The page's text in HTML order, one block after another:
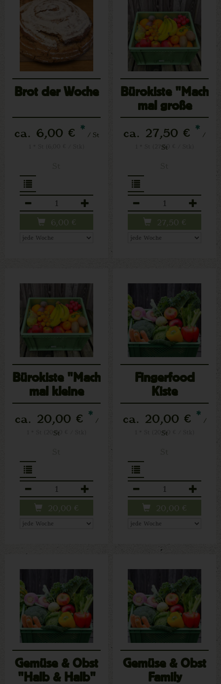
Brot der Woche
ca. 6,00 € * / St
6,00 €
Bürokiste "Mach
mal große
Pause"
ca. 27,50 € * /
St
1 * St (27,50 € / Stk)
27,50 €
Bürokiste "Mach
mal kleine
Pause"
ca. 20,00 € * /
St
1 * St (20,00 € / Stk)
20,00 €
Fingerfood
Kiste
ca. 20,00 € * /
St
1 * St (20,00 € / Stk)
20,00 €
Gemüse & Obst
"Halb & Halb"
Gemüse & Obst
Family